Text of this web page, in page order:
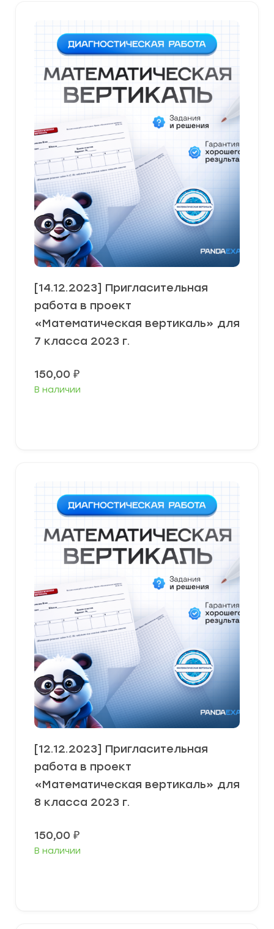
[14.12.2023] Пригласительная
работа в проект
«Математическая вертикаль» для
7 класса 2023 г.
150,00 ₽
В наличии
[12.12.2023] Пригласительная
работа в проект
«Математическая вертикаль» для
8 класса 2023 г.
150,00 ₽
В наличии